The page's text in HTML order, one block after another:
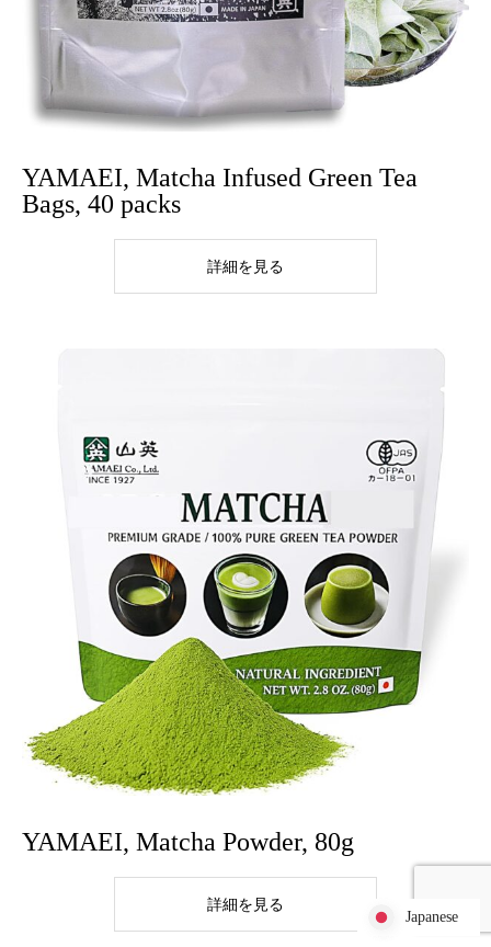
YAMAEI, Matcha Infused Green Tea
Bags, 40 packs
詳細を見る
YAMAEI, Matcha Powder, 80g
詳細を見る
Japanese
Japanese